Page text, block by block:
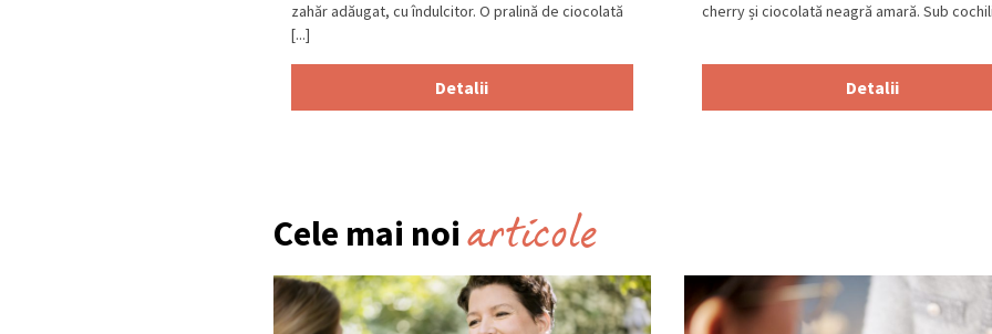
zahăr adăugat, cu îndulcitor. O pralină de ciocolată
[...]
Detalii
cherry și ciocolată neagră amară. Sub
Detalii
Cele mai noi articole